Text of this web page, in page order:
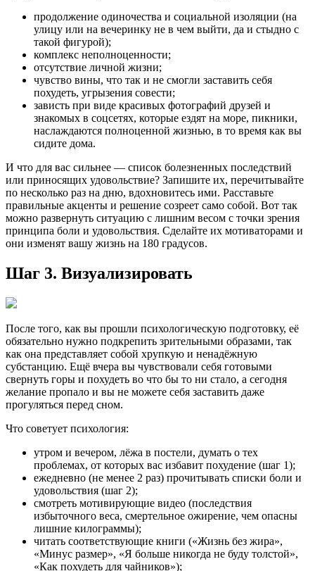
продолжение одиночества и социальной изоляции (на
улицу или на вечеринку не в чем выйти, да и стыдно с
такой фигурой);
комплекс неполноценности;
отсутствие личной жизни;
чувство вины, что так и не смогли заставить себя
похудеть, угрызения совести;
зависть при виде красивых фотографий друзей и
знакомых в соцсетях, которые ездят на море, пикники,
наслаждаются полноценной жизнью, в то время как вы
сидите дома.
И что для вас сильнее — список болезненных последствий
или приносящих удовольствие? Запишите их, перечитывайте
по несколько раз на дню, вдохновитесь ими. Расставьте
правильные акценты и решение созреет само собой. Вот так
можно развернуть ситуацию с лишним весом с точки зрения
принципа боли и удовольствия. Сделайте их мотиваторами и
они изменят вашу жизнь на 180 градусов.
Шаг 3. Визуализировать
После того, как вы прошли психологическую подготовку, её
обязательно нужно подкрепить зрительными образами, так
как она представляет собой хрупкую и ненадёжную
субстанцию. Ещё вчера вы чувствовали себя готовыми
свернуть горы и похудеть во что бы то ни стало, а сегодня
желание пропало и вы не можете себя заставить даже
прогуляться перед сном.
Что советует психология:
утром и вечером, лёжа в постели, думать о тех
проблемах, от которых вас избавит похудение (шаг 1);
ежедневно (не менее 2 раз) прочитывать списки боли и
удовольствия (шаг 2);
смотреть мотивирующие видео (последствия
избыточного веса, смертельное ожирение, чем опасны
лишние килограммы);
читать соответствующие книги («Жизнь без жира»,
«Минус размер», «Я больше никогда не буду толстой»,
«Как похудеть для чайников»);